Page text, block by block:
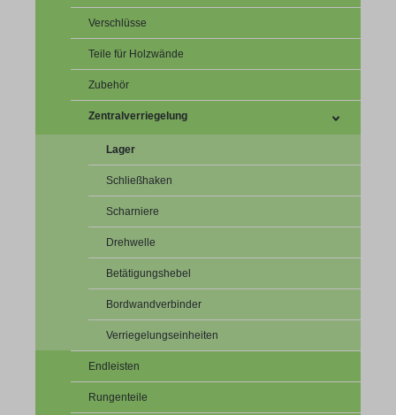
Verschlüsse
Teile für Holzwände
Zubehör
Zentralverriegelung
Lager
Schließhaken
Scharniere
Drehwelle
Betätigungshebel
Bordwandverbinder
Verriegelungseinheiten
Endleisten
Rungenteile